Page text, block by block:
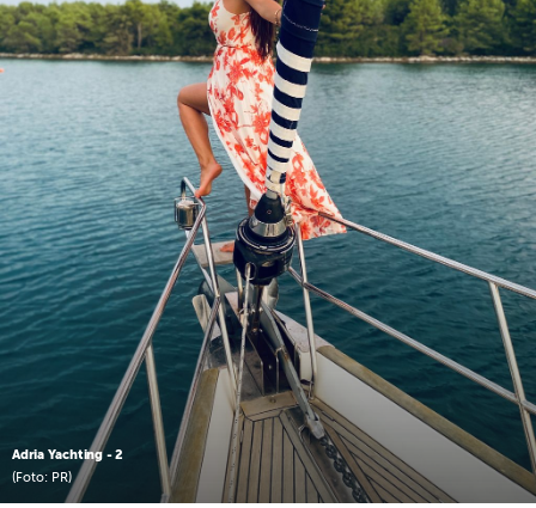
Adria Yachting - 2
(Foto: PR)